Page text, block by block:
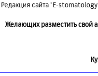
Редакция сайта "E-
Желающих разместить свой